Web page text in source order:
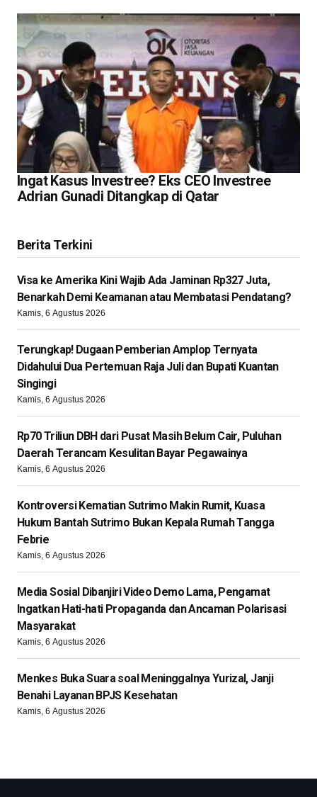
Ingat Kasus Investree? Eks CEO Investree
Adrian Gunadi Ditangkap di Qatar
Berita Terkini
Visa ke Amerika Kini Wajib Ada Jaminan Rp327 Juta,
Benarkah Demi Keamanan atau Membatasi Pendatang?
Kamis, 6 Agustus 2026
Terungkap! Dugaan Pemberian Amplop Ternyata
Didahului Dua Pertemuan Raja Juli dan Bupati Kuantan
Singingi
Kamis, 6 Agustus 2026
Rp70 Triliun DBH dari Pusat Masih Belum Cair, Puluhan
Daerah Terancam Kesulitan Bayar Pegawainya
Kamis, 6 Agustus 2026
Kontroversi Kematian Sutrimo Makin Rumit, Kuasa
Hukum Bantah Sutrimo Bukan Kepala Rumah Tangga
Febrie
Kamis, 6 Agustus 2026
Media Sosial Dibanjiri Video Demo Lama, Pengamat
Ingatkan Hati-hati Propaganda dan Ancaman Polarisasi
Masyarakat
Kamis, 6 Agustus 2026
Menkes Buka Suara soal Meninggalnya Yurizal, Janji
Benahi Layanan BPJS Kesehatan
Kamis, 6 Agustus 2026